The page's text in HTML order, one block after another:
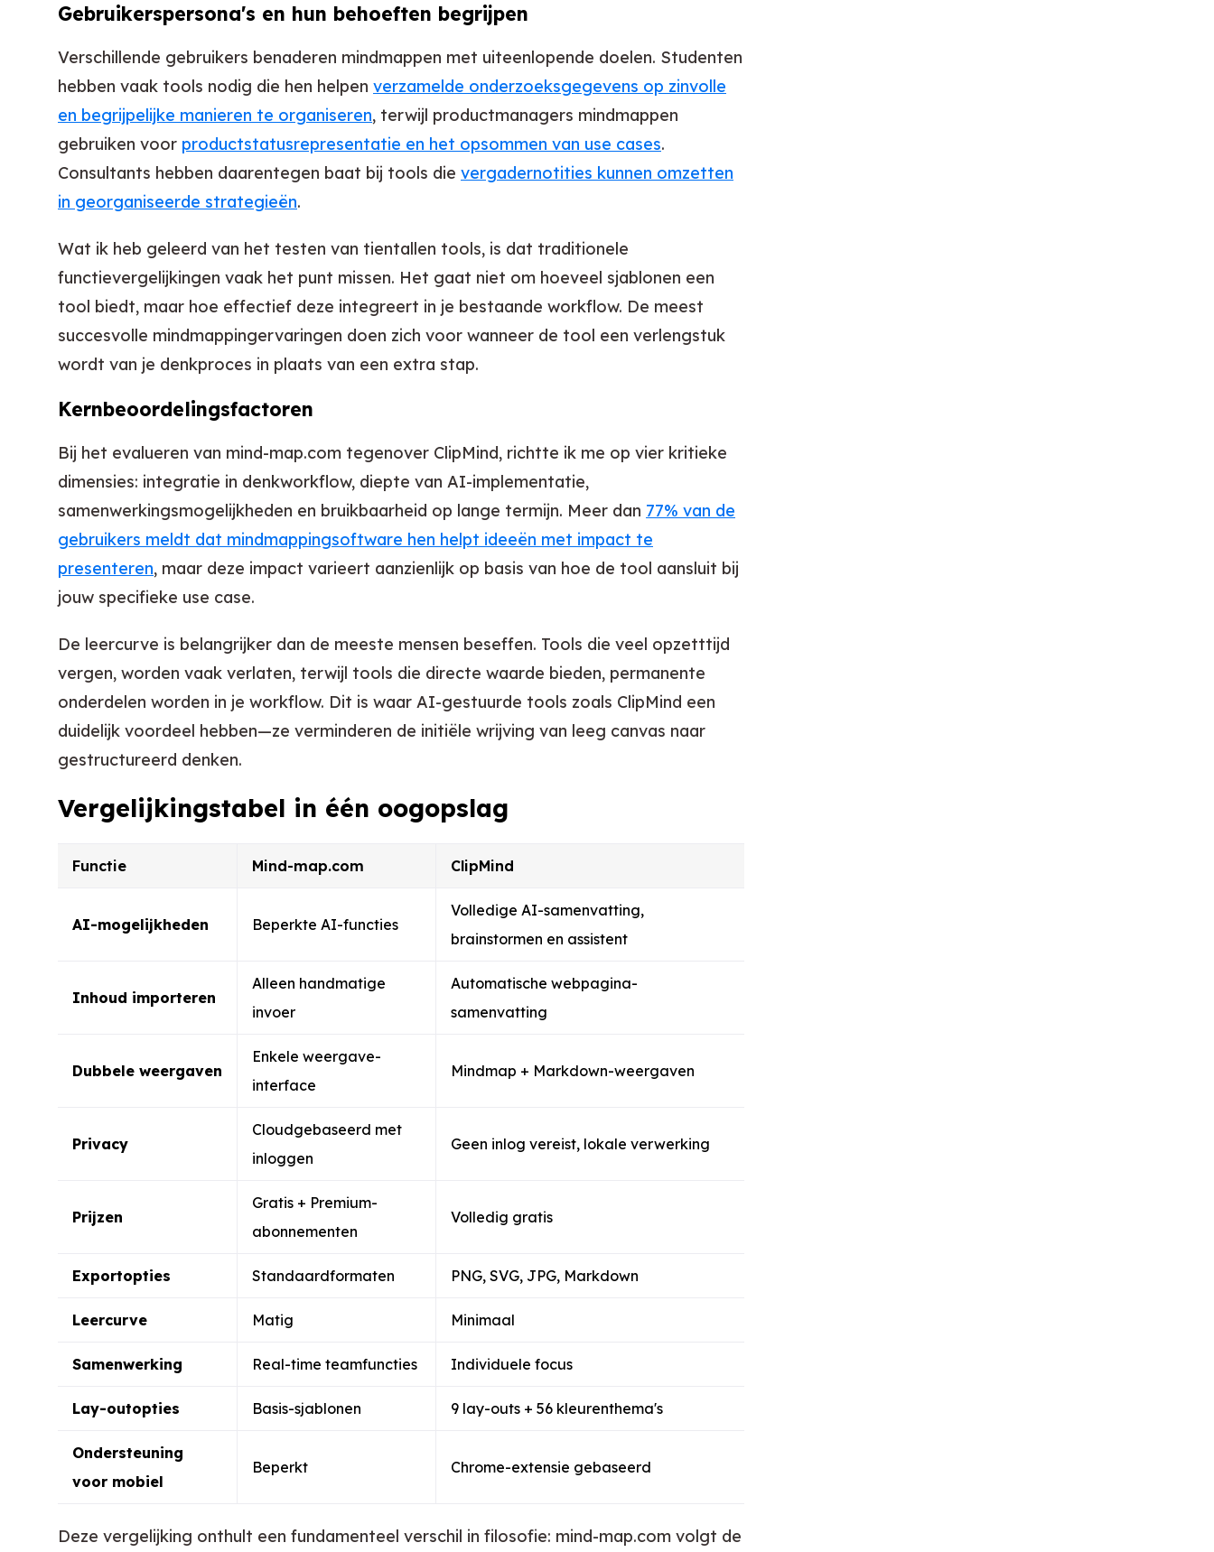
Gebruikerspersona's en hun behoeften begrijpen
Verschillende gebruikers benaderen mindmappen met uiteenlopende doelen. Studenten
hebben vaak tools nodig die hen helpen verzamelde onderzoeksgegevens op zinvolle
en begrijpelijke manieren te organiseren, terwijl productmanagers mindmappen
gebruiken voor productstatusrepresentatie en het opsommen van use cases.
Consultants hebben daarentegen baat bij tools die vergadernotities kunnen omzetten
in georganiseerde strategieën.
Wat ik heb geleerd van het testen van tientallen tools, is dat traditionele
functievergelijkingen vaak het punt missen. Het gaat niet om hoeveel sjablonen een
tool biedt, maar hoe effectief deze integreert in je bestaande workflow. De meest
succesvolle mindmappingervaringen doen zich voor wanneer de tool een verlengstuk
wordt van je denkproces in plaats van een extra stap.
Kernbeoordelingsfactoren
Bij het evalueren van mind-map.com tegenover ClipMind, richtte ik me op vier kritieke
dimensies: integratie in denkworkflow, diepte van AI-implementatie,
samenwerkingsmogelijkheden en bruikbaarheid op lange termijn. Meer dan 77% van de
gebruikers meldt dat mindmappingsoftware hen helpt ideeën met impact te
presenteren, maar deze impact varieert aanzienlijk op basis van hoe de tool aansluit bij
jouw specifieke use case.
De leercurve is belangrijker dan de meeste mensen beseffen. Tools die veel opzetttijd
vergen, worden vaak verlaten, terwijl tools die directe waarde bieden, permanente
onderdelen worden in je workflow. Dit is waar AI-gestuurde tools zoals ClipMind een
duidelijk voordeel hebben—ze verminderen de initiële wrijving van leeg canvas naar
gestructureerd denken.
Vergelijkingstabel in één oogopslag
Functie Mind-map.com ClipMind
AI-mogelijkheden Beperkte AI-functies
Volledige AI-samenvatting,
brainstormen en assistent
Inhoud importeren
Alleen handmatige
invoer
Automatische webpagina-
samenvatting
Dubbele weergaven
Enkele weergave-
interface
Mindmap + Markdown-weergaven
Privacy
Cloudgebaseerd met
inloggen
Geen inlog vereist, lokale verwerking
Prijzen
Gratis + Premium-
abonnementen
Volledig gratis
Exportopties Standaardformaten PNG, SVG, JPG, Markdown
Leercurve Matig Minimaal
Samenwerking Real-time teamfuncties Individuele focus
Lay-outopties Basis-sjablonen 9 lay-outs + 56 kleurenthema's
Ondersteuning
voor mobiel
Beperkt Chrome-extensie gebaseerd
Deze vergelijking onthult een fundamenteel verschil in filosofie: mind-map.com volgt de